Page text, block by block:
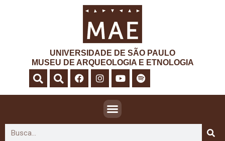
UNIVERSIDADE DE SÃO PAULO
MUSEU DE ARQUEOLOGIA E ETNOLOGIA